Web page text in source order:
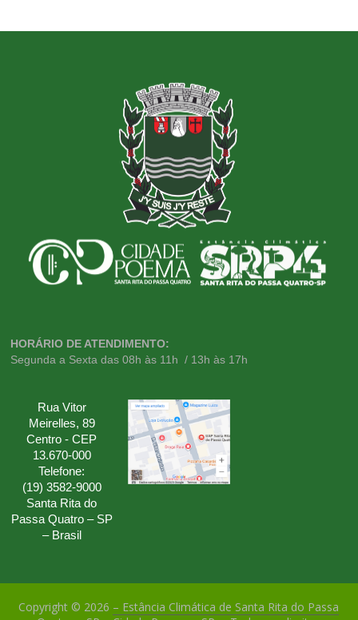
HORÁRIO DE ATENDIMENTO:
Segunda a Sexta das 08h às 11h / 13h às 17h
Rua Vitor
Meirelles, 89
Centro - CEP
13.670-000
Telefone:
(19) 3582-9000
Santa Rita do
Passa Quatro – SP
– Brasil
Copyright © 2026 – Estância Climática de Santa Rita do Passa